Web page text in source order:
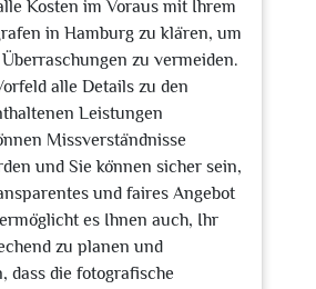
Kosten im Voraus mit Ihrem
in Hamburg zu klären, um
zu vermeiden.
alle Details zu den
Leistungen
Missverständnisse
und Sie können sicher sein,
und faires Angebot
es Ihnen auch, Ihr
zu planen und
dass die fotografische